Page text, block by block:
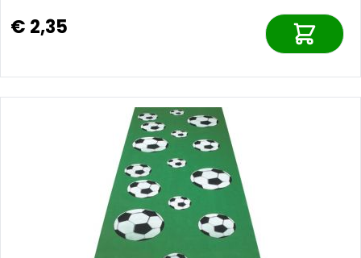
€ 2,35